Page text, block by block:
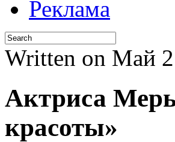
Реклама
Written on Май
Актриса
красоты»